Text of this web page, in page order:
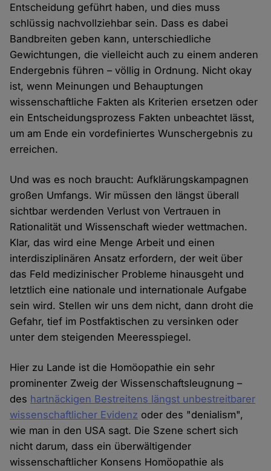
Entscheidung geführt haben, und dies muss
schlüssig nachvollziehbar sein. Dass es dabei
Bandbreiten geben kann, unterschiedliche
Gewichtungen, die vielleicht auch zu einem anderen
Endergebnis führen – völlig in Ordnung. Nicht okay
ist, wenn Meinungen und Behauptungen
wissenschaftliche Fakten als Kriterien ersetzen oder
ein Entscheidungsprozess Fakten unbeachtet lässt,
um am Ende ein vordefiniertes Wunschergebnis zu
erreichen.
Und was es noch braucht: Aufklärungskampagnen
großen Umfangs. Wir müssen den längst überall
sichtbar werdenden Verlust von Vertrauen in
Rationalität und Wissenschaft wieder wettmachen.
Klar, das wird eine Menge Arbeit und einen
interdisziplinären Ansatz erfordern, der weit über
das Feld medizinischer Probleme hinausgeht und
letztlich eine nationale und internationale Aufgabe
sein wird. Stellen wir uns dem nicht, dann droht die
Gefahr, tief im Postfaktischen zu versinken oder
unter dem steigenden Meeresspiegel.
Hier zu Lande ist die Homöopathie ein sehr
prominenter Zweig der Wissenschaftsleugnung –
des hartnäckigen Bestreitens längst unbestreitbarer
wissenschaftlicher Evidenz oder des "denialism",
wie man in den USA sagt. Die Szene schert sich
nicht darum, dass ein überwältigender
wissenschaftlicher Konsens Homöopathie als